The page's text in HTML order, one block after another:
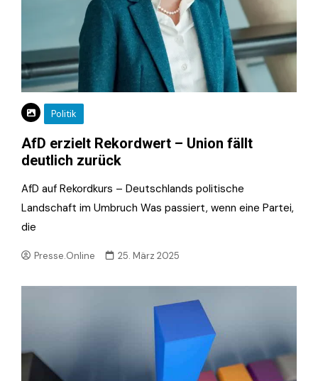
Politik
AfD erzielt Rekordwert – Union fällt
deutlich zurück
AfD auf Rekordkurs – Deutschlands politische
Landschaft im Umbruch Was passiert, wenn eine Partei,
die
Presse.Online 25. März 2025